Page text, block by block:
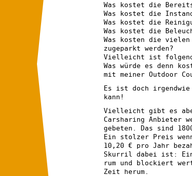
Was kostet die
Was kostet die
Was kostet die
Was kostet die
Was kosten die
zugeparkt werden?
Vielleicht ist
Was würde es denn
mit meiner Outdoor
Es ist doch
kann!
Vielleicht gibt es
Carsharing Anbieter
gebeten. Das sind
Ein stolzer Preis
10,20 € pro Jahr
Skurril dabei ist:
rum und blockiert
Zeit herum.